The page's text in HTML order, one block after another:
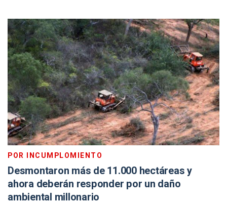
POR INCUMPLOMIENTO
Desmontaron más de 11.000 hectáreas y
ahora deberán responder por un daño
ambiental millonario